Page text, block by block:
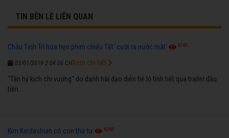
TIN BÊN LỀ LIÊN QUAN
Châu Tinh Trì hứa hẹn phim chiếu Tết 'cười ra nước mắt' 6765
03/01/2019 2:04:06 CH
"Tân hỷ kịch chi vương" do danh hài đạo diễn hé lộ tình tiết qua trailer đầu
tiên.
Xem chi tiết
Kim Kardashian có con thứ tư 6265